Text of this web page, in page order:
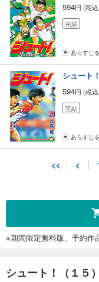
594円 (税
完結
あらすじ
シュート
594円 (税
完結
あらすじ
シュート
あらすじ
シュート
完結
<< <
※期間限定無料版、予約作
シュート！（１５